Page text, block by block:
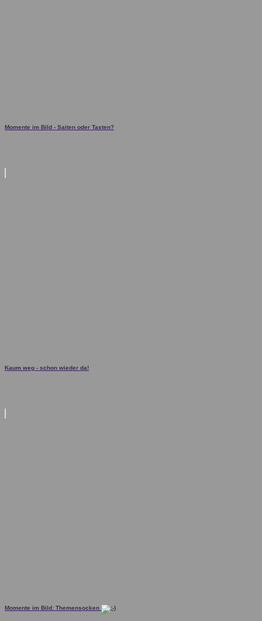
Momente im Bild - Saiten oder Tasten?
Kaum weg - schon wieder da!
Momente im Bild: Themensocken